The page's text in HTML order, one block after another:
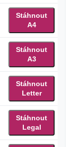
Stáhnout
A4
Stáhnout
A3
Stáhnout
Letter
Stáhnout
Legal